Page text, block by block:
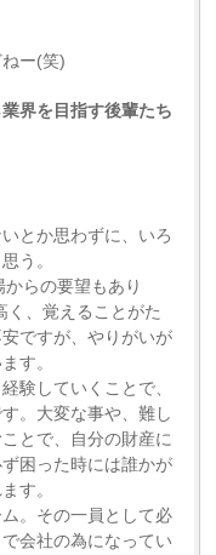
ー(笑)
界を目指す後輩たち
とか思わずに、いろ
う。
らの要望もあり
く、覚えることがた
ですが、やりがいが
す。
験していくことで、
。大変な事や、難し
とで、自分の財産に
困った時には誰かが
す。
。その一員として必
会社の為になってい